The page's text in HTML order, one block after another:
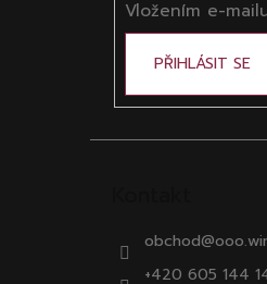
Vložením e-
PŘIHLÁSIT SE
obchod@
+420 605 144